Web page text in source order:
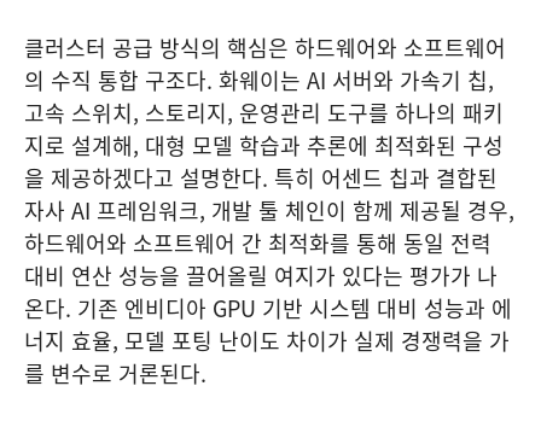
클러스터 공급 방식의 핵심은 하드웨어와 소프트웨어
의 수직 통합 구조다. 화웨이는 AI 서버와 가속기 칩,
고속 스위치, 스토리지, 운영관리 도구를 하나의 패키
지로 설계해, 대형 모델 학습과 추론에 최적화된 구성
을 제공하겠다고 설명한다. 특히 어센드 칩과 결합된
자사 AI 프레임워크, 개발 툴 체인이 함께 제공될 경우,
하드웨어와 소프트웨어 간 최적화를 통해 동일 전력
대비 연산 성능을 끌어올릴 여지가 있다는 평가가 나
온다. 기존 엔비디아 GPU 기반 시스템 대비 성능과 에
너지 효율, 모델 포팅 난이도 차이가 실제 경쟁력을 가
를 변수로 거론된다.